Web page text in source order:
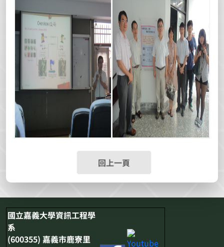
回上一頁
國立嘉義大學資訊工程學
系
(600355) 嘉義市鹿寮里